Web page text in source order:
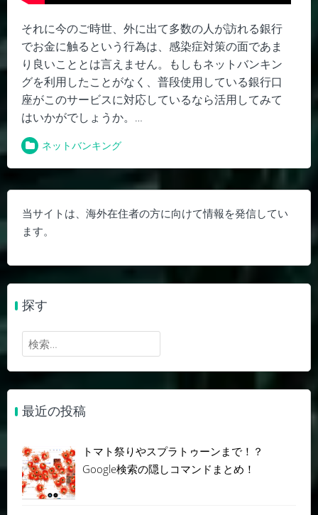
それに今のご時世、外に出て多数の人が訪れる銀行
でお金に触るという行為は、感染症対策の面であま
り良いこととは言えません。もしもネットバンキン
グを利用したことがなく、普段使用している銀行口
座がこのサービスに対応しているなら活用してみて
はいかがでしょうか。 …
ネットバンキング
当サイトは、海外在住者の方に向けて情報を発信してい
ます。
探す
検
索:
最近の投稿
トマト祭りやスプラトゥーンまで！？
Google検索の隠しコマンドまとめ！